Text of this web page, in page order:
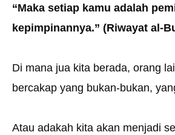
“Maka setiap kamu adalah
kepimpinannya.” (Riwayat al-
Di mana jua kita berada, orang
bercakap yang bukan-bukan,
Atau adakah kita akan menjadi